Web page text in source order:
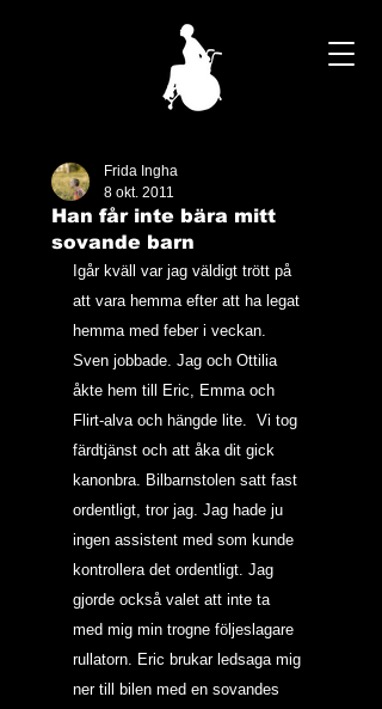
Han får inte bära mitt
sovande barn
Frida Ingha
8 okt. 2011
Igår kväll var jag väldigt trött på
att vara hemma efter att ha legat
hemma med feber i veckan.
Sven jobbade. Jag och Ottilia
åkte hem till Eric, Emma och
Flirt-alva och hängde lite.  Vi tog
färdtjänst och att åka dit gick
kanonbra. Bilbarnstolen satt fast
ordentligt, tror jag. Jag hade ju
ingen assistent med som kunde
kontrollera det ordentligt. Jag
gjorde också valet att inte ta
med mig min trogne följeslagare
rullatorn. Eric brukar ledsaga mig
ner till bilen med en sovandes